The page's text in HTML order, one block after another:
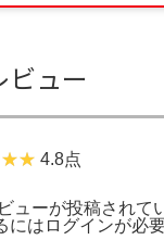
ビュー
4.8点
ューが投稿されて
には ログインが必